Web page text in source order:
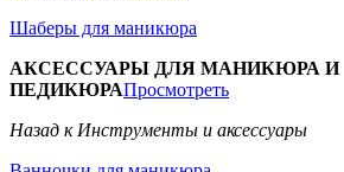
Шаберы для маникюра
АКСЕССУАРЫ ДЛЯ МАНИКЮРА И
ПЕДИКЮРАПросмотреть
Назад к Инструменты и аксессуары